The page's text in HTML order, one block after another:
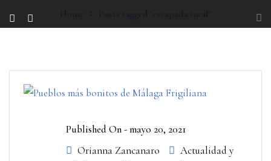
Home Posts tagged "escapada rural"
Published On -mayo 20, 2021
Orianna Zancanaro
Actualidad y